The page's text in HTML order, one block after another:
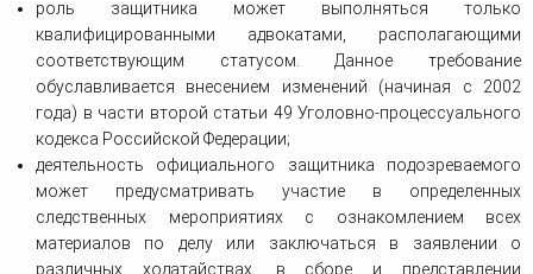
роль защитника может выполняться только
квалифицированными адвокатами, располагающими
соответствующим статусом. Данное требование
обуславливается внесением изменений (начиная с 2002
года) в части второй статьи 49 Уголовно-процессуального
кодекса Российской Федерации;
деятельность официального защитника подозреваемого
может предусматривать участие в определенных
следственных мероприятиях с ознакомлением всех
материалов по делу или заключаться в заявлении о
различных ходатайствах, в сборе и представлении